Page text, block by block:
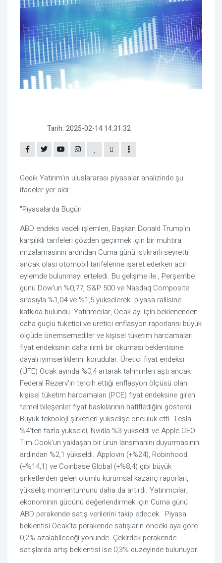
Tarih: 2025-02-14 14:31:32
Gedik Yatırım'ın uluslararası piyasalar analizinde şu
ifadeler yer aldı:
"Piyasalarda Bugün
ABD endeks vadeli işlemleri, Başkan Donald Trump'ın
karşılıklı tarifeleri gözden geçirmek için bir muhtıra
imzalamasının ardından Cuma günü istikrarlı seyretti
ancak olası otomobil tarifelerine işaret ederken acil
eylemde bulunmayı erteledi. Bu gelişme ile , Perşembe
günü Dow'un %0,77, S&P 500 ve Nasdaq Composite'
sırasıyla %1,04 ve %1,5 yükselerek piyasa rallisine
katkıda bulundu. Yatırımcılar, Ocak ayı için beklenenden
daha güçlü tüketici ve üretici enflasyon raporlarını büyük
ölçüde önemsemediler ve kişisel tüketim harcamaları
fiyat endeksinin daha ılımlı bir okuması beklentisine
dayalı iyimserliklerini korudular. Üretici fiyat endeksi
(ÜFE) Ocak ayında %0,4 artarak tahminleri aştı ancak
Federal Rezerv'in tercih ettiği enflasyon ölçüsü olan
kişisel tüketim harcamaları (PCE) fiyat endeksine giren
temel bileşenler fiyat baskılarının hafiflediğini gösterdi.
Büyük teknoloji şirketleri yükselişe öncülük etti. Tesla
%4'ten fazla yükseldi, Nvidia %3 yükseldi ve Apple CEO
Tim Cook'un yaklaşan bir ürün lansmanını duyurmasının
ardından %2,1 yükseldi. Applovin (+%24), Robinhood
(+%14,1) ve Coinbase Global (+%8,4) gibi büyük
şirketlerden gelen olumlu kurumsal kazanç raporları,
yükseliş momentumunu daha da artırdı. Yatırımcılar,
ekonominin gücünü değerlendirmek için Cuma günü
ABD perakende satış verilerini takip edecek. Piyasa
beklentisi Ocak’ta perakende satışların önceki aya göre
0,2% azalabileceği yönünde. Çekirdek perakende
satışlarda artış beklentisi ise 0,3% düzeyinde bulunuyor.